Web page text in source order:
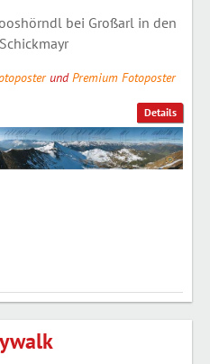
Details
bei Großarl in den
undPremium Fotoposter